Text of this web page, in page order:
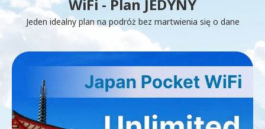
WiFi - Plan JEDYNY
Jeden idealny plan na podróż bez martwienia się o dane